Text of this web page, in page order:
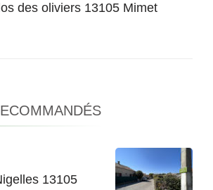
des oliviers 13105 Mimet
13105